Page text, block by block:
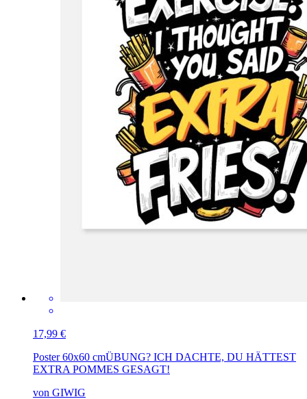
17,99 €
Poster 60x60 cmÜBUNG? ICH DACHTE, DU HÄTTEST
EXTRA POMMES GESAGT!
von GIWIG